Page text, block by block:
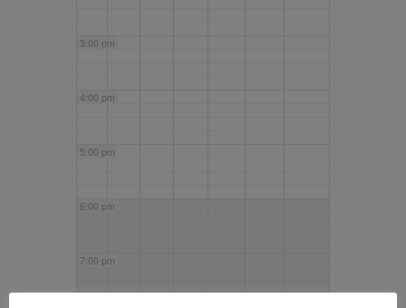
3:00 pm
4:00 pm
5:00 pm
6:00 pm
7:00 pm